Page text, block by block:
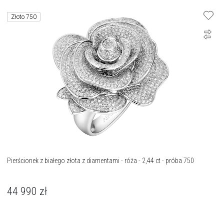
Złoto 750
Pierścionek z białego złota z diamentami - róża - 2,44 ct - próba 750
44 990 zł